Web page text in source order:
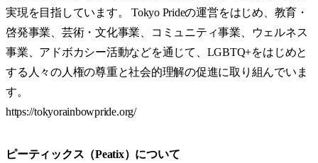
実現を目指しています。 Tokyo Prideの運営をはじめ、教育・
啓発事業、芸術・文化事業、コミュニティ事業、ウェルネス
事業、アドボカシー活動などを通じて、LGBTQ+をはじめと
する人々の人権の尊重と社会的理解の促進に取り組んでいま
す。
https://tokyorainbowpride.org/
ピーティックス（Peatix）について